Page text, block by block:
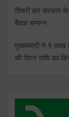
तीसरी बार सरकार
बैठक सम्पन्न
मुख्यमंत्री ने 9 लाख
की पेंशन राशि का